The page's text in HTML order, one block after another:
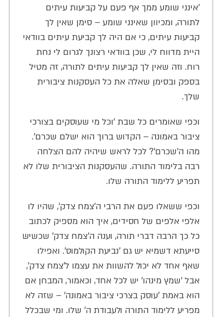
'אינני שומע ממך אף פעם על קביעות עיתים
לתורה, ומכיוון שאינני שומע – סימן שאין לך
קביעות עיתים, כי אם היה לך קביעת עיתים בוודאי
היית מדווח לי, שכן בוודאי רצונך לגרום לי נחת
רוח. וזה שאין לך קביעות עיתים לתורה, זה מטיל
בספק ובסימן שאלה את כל העסקנות ציבורית
שלך.
וכפי שאומרים כל שבת 'וכל מי שעוסקים בצורכי
ציבור באמונה – הקדוש ברוך הוא ישלם שכרם'.
מהו ה'שכרם'? לכל לראש שיהיה להם הצלחה
רבה בלימוד התורה. שהעסקנות הציבורית שלו לא
תפריע ללימוד התורה שלו.
וכפי ששאלו פעם את הרבי ה'צמח צדק', שהיו לו
אלפי אלפים של חסידים, איך הוא מספיק לכתוב
כל כך הרבה דברי תורה, וענה ה'צמח צדק' שכשיש
סייעתא דשמיא יש גם 'נביעת הקולמוס'. ואפילו
שאף אחד לא יכול להשוות את עצמו ל'צמח צדק',
אבל 'שמץ מינהו' יש לכל אחד, וכאמור, המבחן אם
הוא באמת 'עוסק בצרכי ציבור באמונה' – שזה לא
מפריע ללימוד התורה ולעבודת ה' שלו. ומי שבכלל